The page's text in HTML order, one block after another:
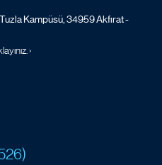
Kampüsü, 34959 Akfırat -
›